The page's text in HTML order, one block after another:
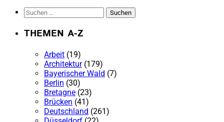
Suchen
nach:
THEMEN A-Z
Arbeit (19)
Architektur(179)
Bayerischer Wald (7)
Berlin (30)
Bretagne (23)
Brücken (41)
Deutschland (261)